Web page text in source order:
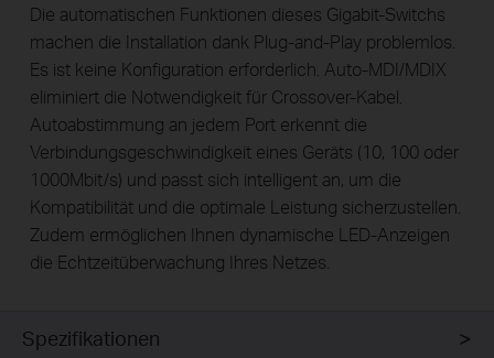
Die automatischen Funktionen dieses Gigabit-Switchs
machen die Installation dank Plug-and-Play problemlos.
Es ist keine Konfiguration erforderlich. Auto-MDI/MDIX
eliminiert die Notwendigkeit für Crossover-Kabel.
Autoabstimmung an jedem Port erkennt die
Verbindungsgeschwindigkeit eines Geräts (10, 100 oder
1000Mbit/s) und passt sich intelligent an, um die
Kompatibilität und die optimale Leistung sicherzustellen.
Zudem ermöglichen Ihnen dynamische LED-Anzeigen
die Echtzeitüberwachung Ihres Netzes.
Spezifikationen